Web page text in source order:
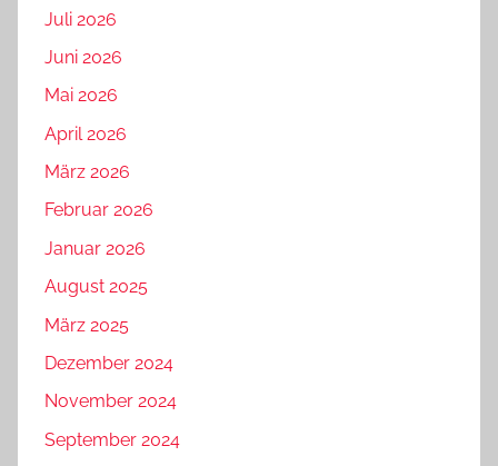
Juli 2026
Juni 2026
Mai 2026
April 2026
März 2026
Februar 2026
Januar 2026
August 2025
März 2025
Dezember 2024
November 2024
September 2024